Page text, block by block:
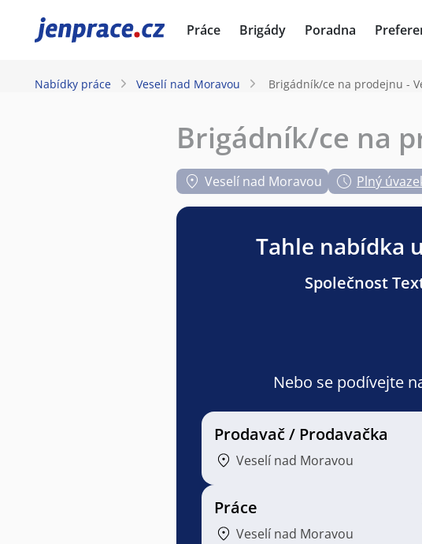
JenPráce.cz Práce Brigády Poradna
Nabídky práce Veselí nad Moravou Brigádník/ce na prodejnu -
Brigádník/ce na
Veselí nad Moravou Plný
Tahle nabídka
Společnost
Nebo se podívejte
Prodavač / Prodavačka
Veselí nad Moravou
Práce
Veselí nad Moravou